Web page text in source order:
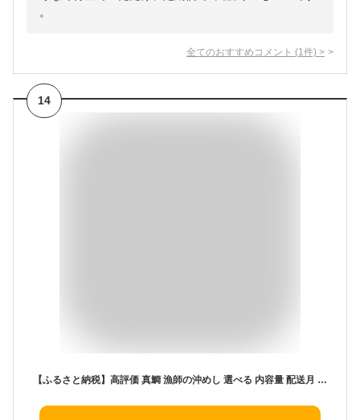
。
全てのおすすめコメント (1 件) >
14
【ふるさと納税】高評価 真鯛 漁師の沖めし 選べる 内容量 配送月 70g 5袋 8袋 こだわり 新鮮 天草荒波鯛 漁師めし 小分け 海鮮丼 鯛茶漬け ゴマ風味 プリプリ 養殖 ご飯のお供 冷凍 海鮮 海の幸 魚介類 丸木水産漁業 グルメ お取り寄せグルメ 熊本県 天草市 送料無料